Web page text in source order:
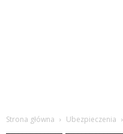
Strona główna Ubezpieczenia